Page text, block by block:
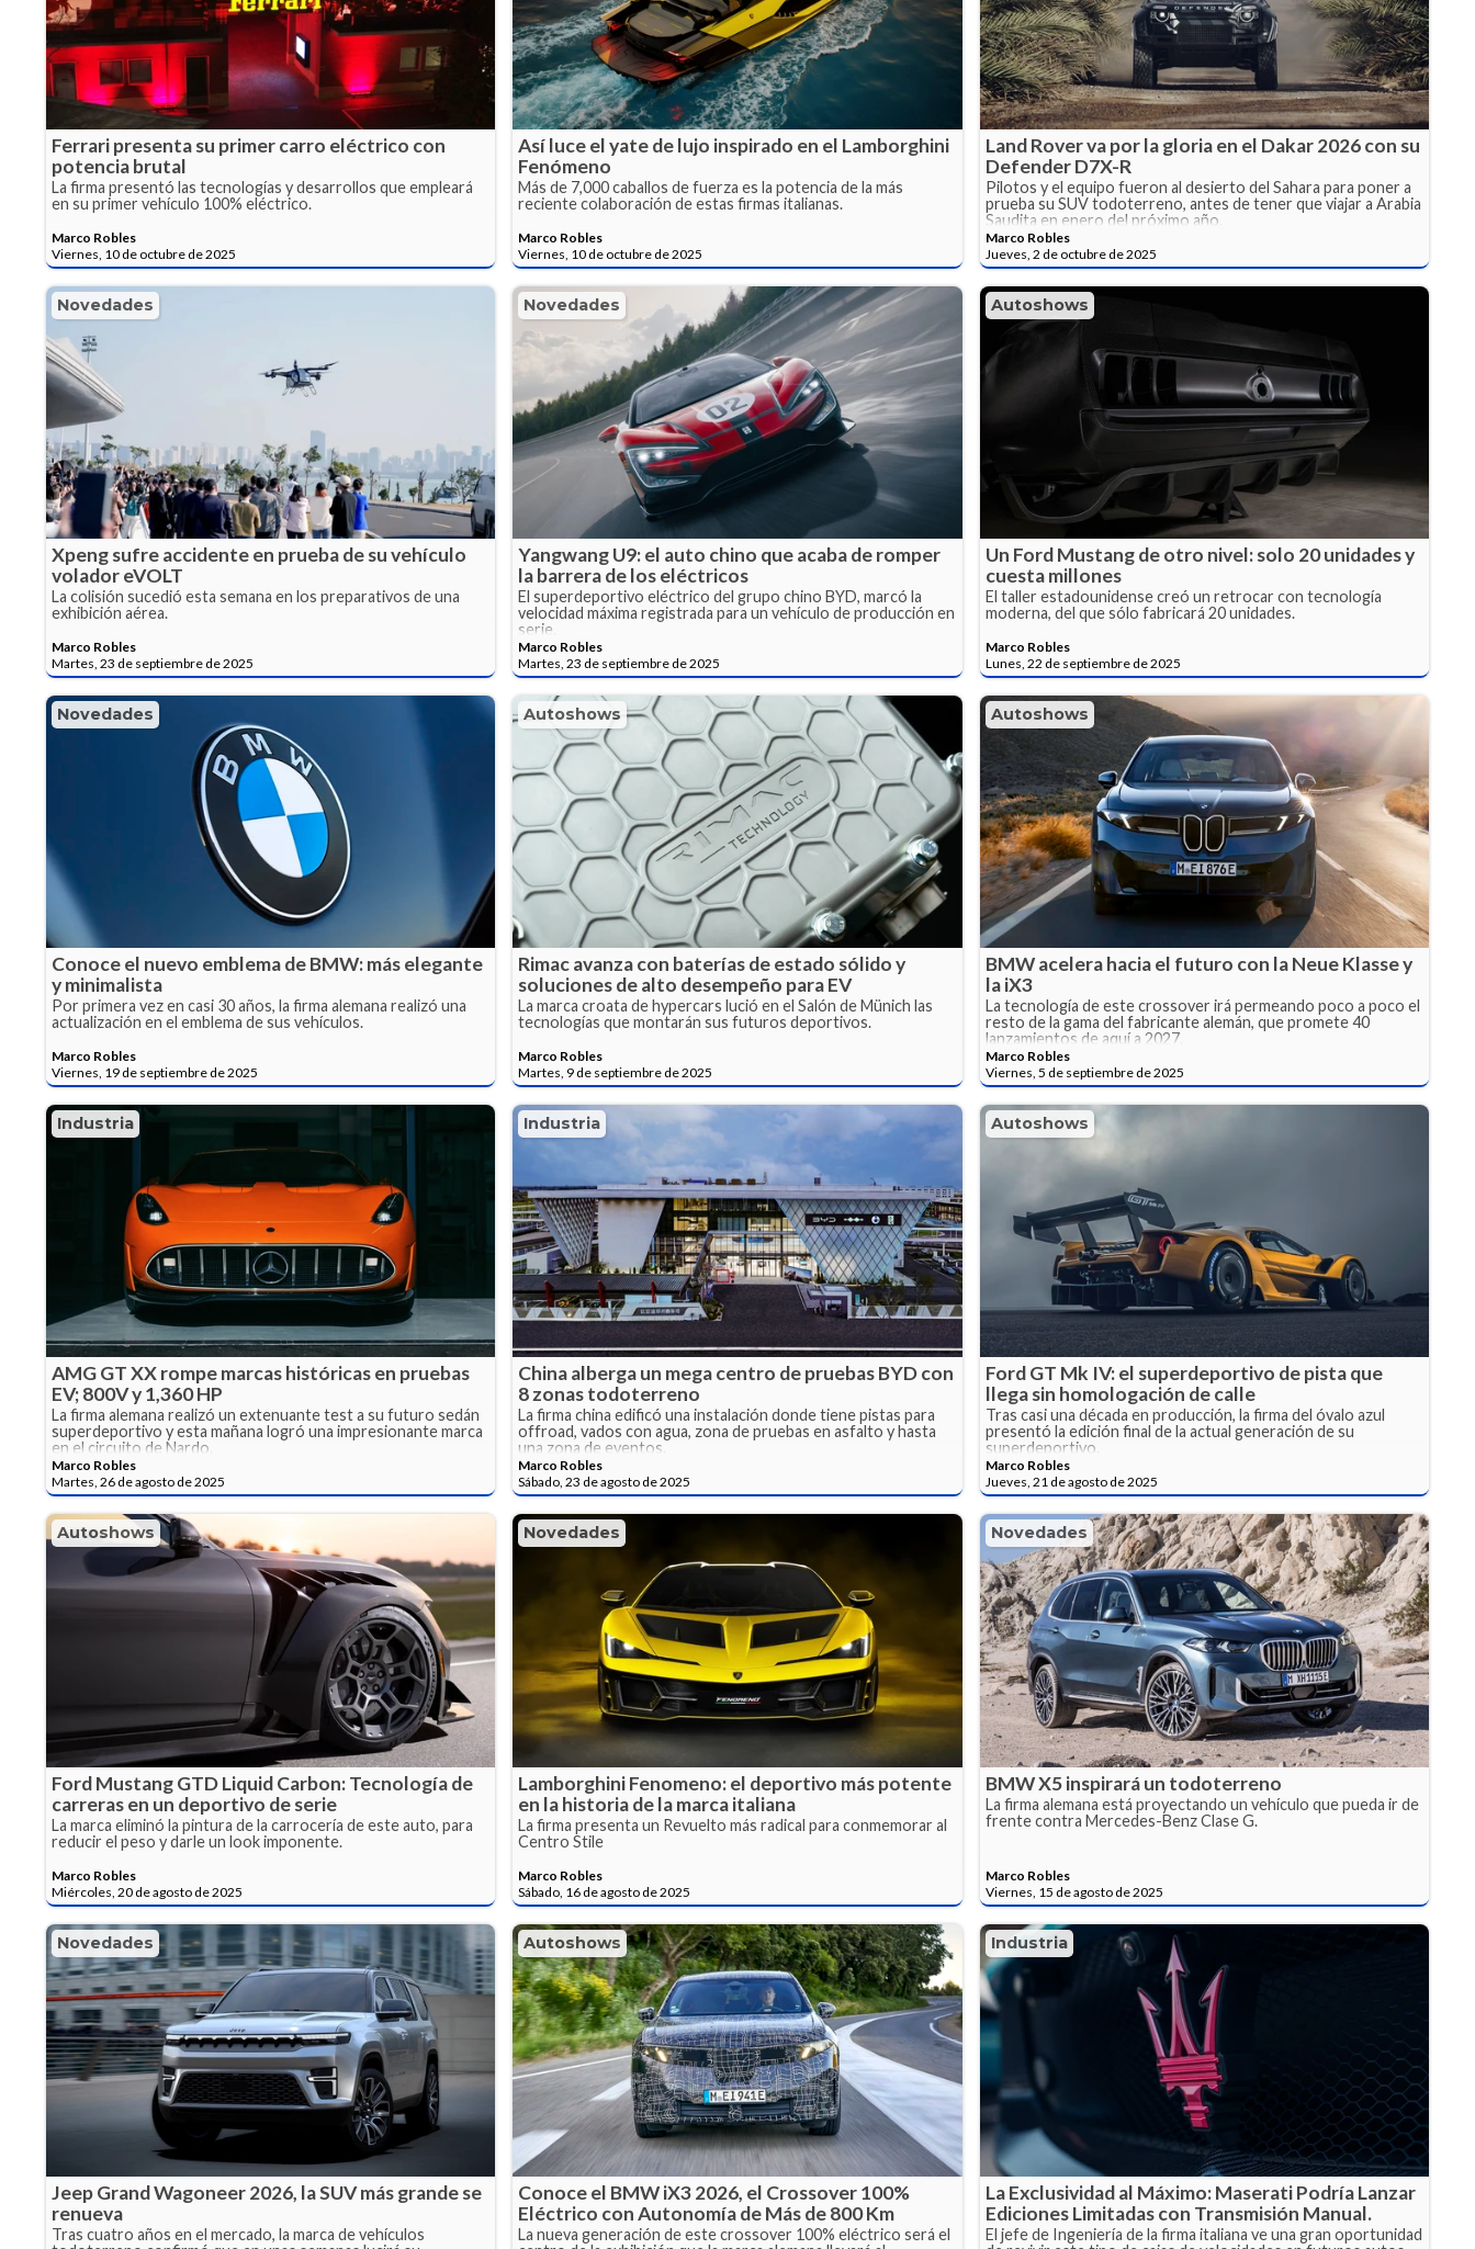
Ferrari presenta su primer carro eléctrico con
potencia brutal
La firma presentó las tecnologías y desarrollos que empleará
en su primer vehículo 100% eléctrico.
Marco Robles
Viernes, 10 de octubre de 2025
Así luce el yate de lujo inspirado en el Lamborghini
Fenómeno
Más de 7,000 caballos de fuerza es la potencia de la más
reciente colaboración de estas firmas italianas.
Marco Robles
Viernes, 10 de octubre de 2025
Land Rover va por la gloria en el Dakar 2026 con su
Defender D7X-R
Pilotos y el equipo fueron al desierto del Sahara para poner a
prueba su SUV todoterreno, antes de tener que viajar a Arabia
Saudita en enero del próximo año.
Marco Robles
Jueves, 2 de octubre de 2025
Novedades
Xpeng sufre accidente en prueba de su vehículo
volador eVOLT
La colisión sucedió esta semana en los preparativos de una
exhibición aérea.
Marco Robles
Martes, 23 de septiembre de 2025
Novedades
Yangwang U9: el auto chino que acaba de romper
la barrera de los eléctricos
El superdeportivo eléctrico del grupo chino BYD, marcó la
velocidad máxima registrada para un vehículo de producción en
serie.
Marco Robles
Martes, 23 de septiembre de 2025
Autoshows
Un Ford Mustang de otro nivel: solo 20 unidades y
cuesta millones
El taller estadounidense creó un retrocar con tecnología
moderna, del que sólo fabricará 20 unidades.
Marco Robles
Lunes, 22 de septiembre de 2025
Novedades
Conoce el nuevo emblema de BMW: más elegante
y minimalista
Por primera vez en casi 30 años, la firma alemana realizó una
actualización en el emblema de sus vehículos.
Marco Robles
Viernes, 19 de septiembre de 2025
Autoshows
Rimac avanza con baterías de estado sólido y
soluciones de alto desempeño para EV
La marca croata de hypercars lució en el Salón de Münich las
tecnologías que montarán sus futuros deportivos.
Marco Robles
Martes, 9 de septiembre de 2025
Autoshows
BMW acelera hacia el futuro con la Neue Klasse y
la iX3
La tecnología de este crossover irá permeando poco a poco el
resto de la gama del fabricante alemán, que promete 40
lanzamientos de aquí a 2027.
Marco Robles
Viernes, 5 de septiembre de 2025
Industria
AMG GT XX rompe marcas históricas en pruebas
EV; 800V y 1,360 HP
La firma alemana realizó un extenuante test a su futuro sedán
superdeportivo y esta mañana logró una impresionante marca
en el circuito de Nardo.
Marco Robles
Martes, 26 de agosto de 2025
Industria
China alberga un mega centro de pruebas BYD con
8 zonas todoterreno
La firma china edificó una instalación donde tiene pistas para
offroad, vados con agua, zona de pruebas en asfalto y hasta
una zona de eventos.
Marco Robles
Sábado, 23 de agosto de 2025
Autoshows
Ford GT Mk IV: el superdeportivo de pista que
llega sin homologación de calle
Tras casi una década en producción, la firma del óvalo azul
presentó la edición final de la actual generación de su
superdeportivo.
Marco Robles
Jueves, 21 de agosto de 2025
Autoshows
Ford Mustang GTD Liquid Carbon: Tecnología de
carreras en un deportivo de serie
La marca eliminó la pintura de la carrocería de este auto, para
reducir el peso y darle un look imponente.
Marco Robles
Miércoles, 20 de agosto de 2025
Novedades
Lamborghini Fenomeno: el deportivo más potente
en la historia de la marca italiana
La firma presenta un Revuelto más radical para conmemorar al
Centro Stile
Marco Robles
Sábado, 16 de agosto de 2025
Novedades
BMW X5 inspirará un todoterreno
La firma alemana está proyectando un vehículo que pueda ir de
frente contra Mercedes-Benz Clase G.
Marco Robles
Viernes, 15 de agosto de 2025
Novedades
Jeep Grand Wagoneer 2026, la SUV más grande se
renueva
Tras cuatro años en el mercado, la marca de vehículos
Autoshows
Conoce el BMW iX3 2026, el Crossover 100%
Eléctrico con Autonomía de Más de 800 Km
La nueva generación de este crossover 100% eléctrico será el
Industria
La Exclusividad al Máximo: Maserati Podría Lanzar
Ediciones Limitadas con Transmisión Manual.
El jefe de Ingeniería de la firma italiana ve una gran oportunidad